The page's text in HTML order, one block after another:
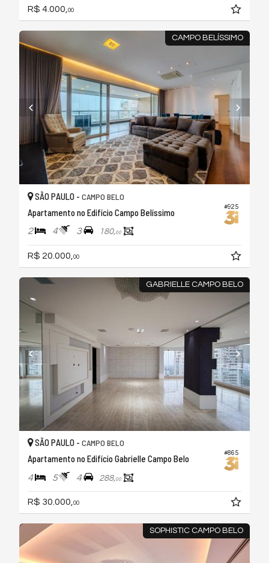
R$ 4.000,00
CAMPO BELÍSSIMO
#925
SÃO PAULO - CAMPO BELO
Apartamento no Edifício Campo Belíssimo
2 4 3 180,00
R$ 20.000, 00
GABRIELLE CAMPO BELO
#865
SÃO PAULO - CAMPO BELO
Apartamento no Edifício Gabrielle Campo Belo
4 5 4 288,00
R$ 30.000,00
SOPHISTIC CAMPO BELO